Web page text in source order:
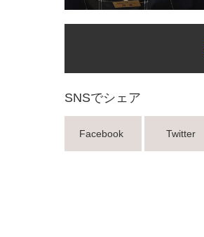
SNSでシェア
Facebook Twitter